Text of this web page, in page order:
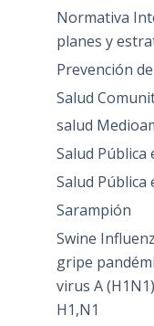
Normativa
planes y
Prevención
Salud
salud
Salud Pública
Salud Pública
Sarampión
Swine
gripe
virus A
H1,N1